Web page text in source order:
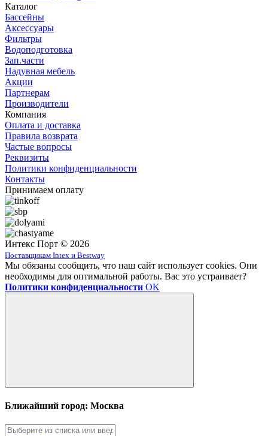
Каталог
Бассейны
Аксессуары
Фильтры
Водоподготовка
Зап.части
Надувная мебель
Акции
Партнерам
Производители
Компания
Оплата и доставка
Правила возврата
Частые вопросы
Реквизиты
Политики конфиденциальности
Контакты
Принимаем оплату
Интекс Порт © 2026
Поставщикам Intex и Bestway
Мы обязаны сообщить, что наш сайт использует cookies. Они
необходимы для оптимальной работы. Вас это устраивает?
Политики конфиденциальности OK
Ближайший город: Москва